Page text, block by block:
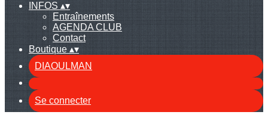
INFOS ▴▾
Entraînements
AGENDA CLUB
Contact
Boutique ▴▾
DIAOULMAN
Se connecter